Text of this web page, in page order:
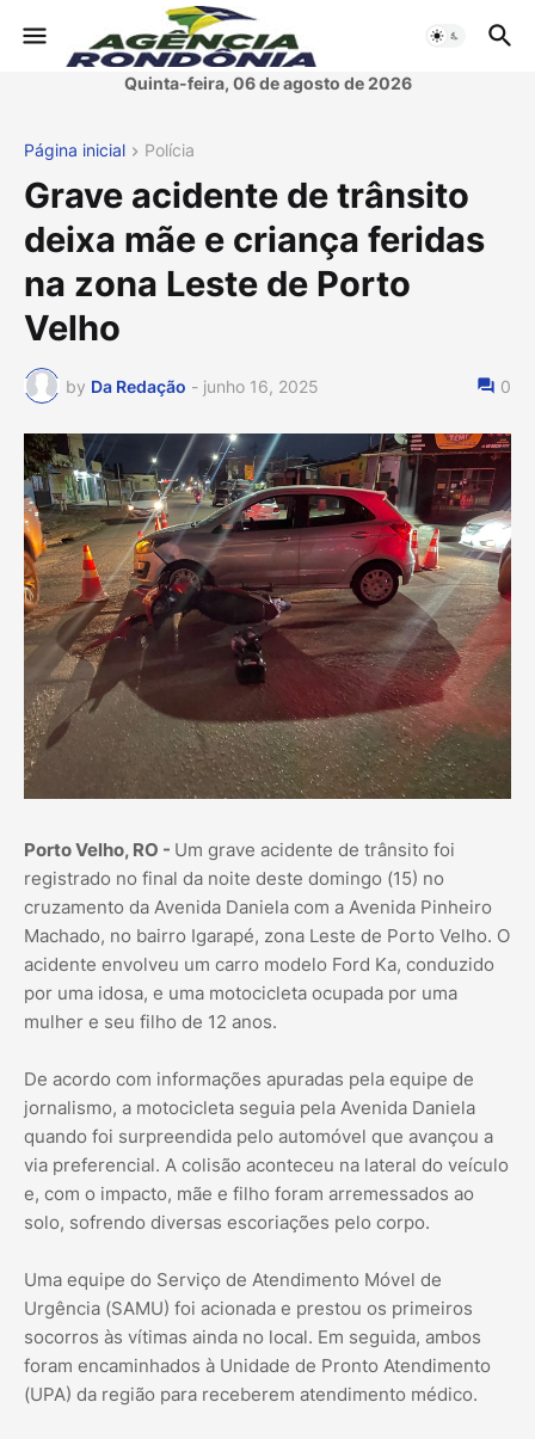
Quinta-feira, 06 de agosto de 2026
Página inicial Polícia
Grave acidente de trânsito
deixa mãe e criança feridas
na zona Leste de Porto
Velho
by Da Redação - junho 16, 2025 0
Porto Velho, RO - Um grave acidente de trânsito foi
registrado no final da noite deste domingo (15) no
cruzamento da Avenida Daniela com a Avenida Pinheiro
Machado, no bairro Igarapé, zona Leste de Porto Velho. O
acidente envolveu um carro modelo Ford Ka, conduzido
por uma idosa, e uma motocicleta ocupada por uma
mulher e seu filho de 12 anos.
De acordo com informações apuradas pela equipe de
jornalismo, a motocicleta seguia pela Avenida Daniela
quando foi surpreendida pelo automóvel que avançou a
via preferencial. A colisão aconteceu na lateral do veículo
e, com o impacto, mãe e filho foram arremessados ao
solo, sofrendo diversas escoriações pelo corpo.
Uma equipe do Serviço de Atendimento Móvel de
Urgência (SAMU) foi acionada e prestou os primeiros
socorros às vítimas ainda no local. Em seguida, ambos
foram encaminhados à Unidade de Pronto Atendimento
(UPA) da região para receberem atendimento médico.